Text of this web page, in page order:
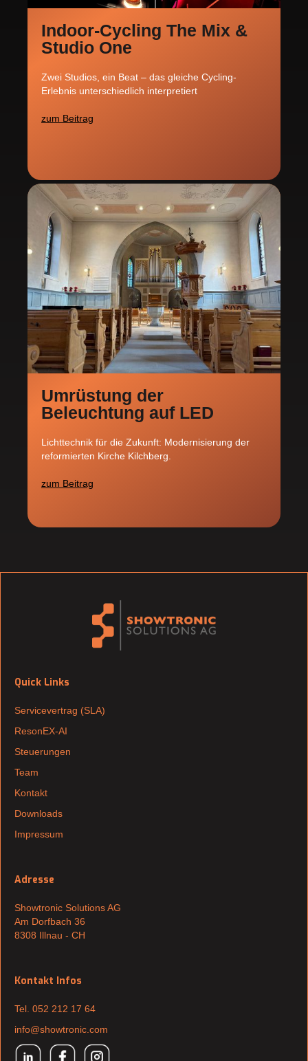
Indoor-Cycling The Mix &
Studio One
Zwei Studios, ein Beat – das gleiche Cycling-
Erlebnis unterschiedlich interpretiert
zum Beitrag
Umrüstung der
Beleuchtung auf LED
Lichttechnik für die Zukunft: Modernisierung der
reformierten Kirche Kilchberg.
zum Beitrag
Quick Links
Servicevertrag (SLA)
ResonEX-AI
Steuerungen
Team
Kontakt
Downloads
Impressum
Adresse
Showtronic Solutions AG
Am Dorfbach 36
8308 Illnau - CH
Kontakt Infos
Tel. 052 212 17 64
info@showtronic.com